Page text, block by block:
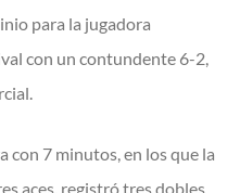
para la jugadora
con un contundente 6-2,
con 7 minutos, en los que la
aces, registró tres dobles